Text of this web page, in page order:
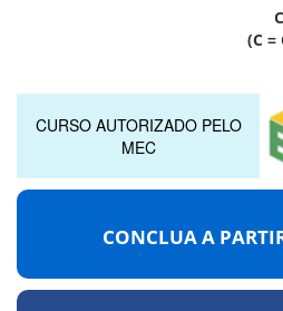
(C
CURSO AUTORIZADO PELO
MEC
CONCLUA A